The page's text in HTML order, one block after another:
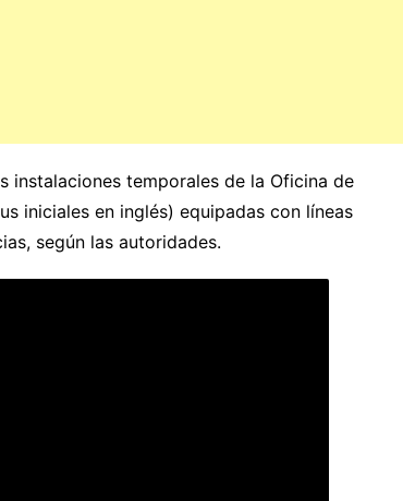
instalaciones temporales de la Oficina de
iniciales en inglés) equipadas con líneas
según las autoridades.